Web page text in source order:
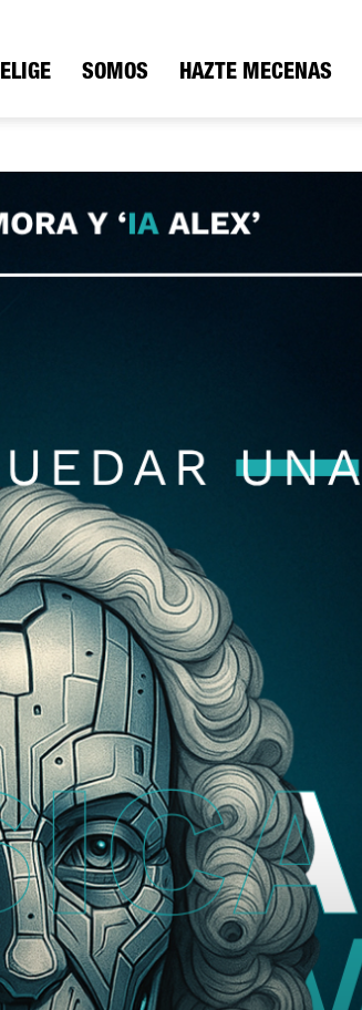
ELIGE SOMOS HAZTE MECENAS